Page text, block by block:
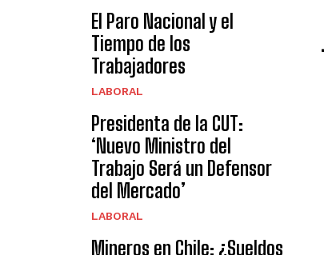
El Paro Nacional y el
Tiempo de los
Trabajadores
LABORAL
Presidenta de la CUT:
‘Nuevo Ministro del
Trabajo Será un Defensor
del Mercado’
LABORAL
Mineros en Chile: ¿Sueldos